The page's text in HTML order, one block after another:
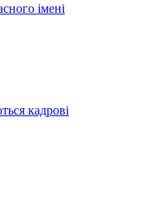
імені
кадрові